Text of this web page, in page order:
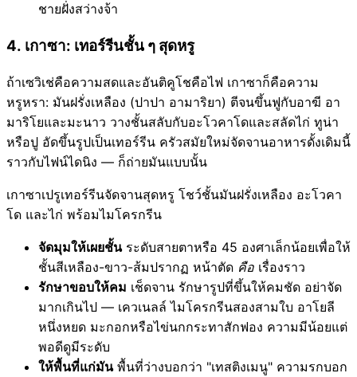
ชายฝั่งสว่างจ้า
4. เกาซา: เทอร์รีนชั้น ๆ สุดหรู
ถ้าเซวิเช่คือความสดและอันติคูโชคือไฟ เกาซาก็คือความ
หรูหรา: มันฝรั่งเหลือง (ปาปา อามาริยา) ตีจนขึ้นฟูกับอาฆี อา
มาริโยและมะนาว วางชั้นสลับกับอะโวคาโดและสลัดไก่ ทูน่า
หรือปู อัดขึ้นรูปเป็นเทอร์รีน ครัวสมัยใหม่จัดจานอาหารดั้งเดิมนี้
ราวกับไฟน์ไดนิง — ก็ถ่ายมันแบบนั้น
เกาซาเปรูเทอร์รีนจัดจานสุดหรู โชว์ชั้นมันฝรั่งเหลือง อะโวคา
โด และไก่ พร้อมไมโครกรีน
จัดมุมให้เผยชั้นระดับสายตาหรือ 45 องศาเล็กน้อยเพื่อให้
ชั้นสีเหลือง-ขาว-ส้มปรากฏ หน้าตัด คือ เรื่องราว
รักษาขอบให้คม เช็ดจาน รักษารูปที่ขึ้นให้คมชัด อย่าจัด
มากเกินไป — เควเนลล์ ไมโครกรีนสองสามใบ อาโยลี
หนึ่งหยด มะกอกหรือไข่นกกระทาสักฟอง ความมีน้อยแต่
พอดีดูมีระดับ
ให้พื้นที่แก่มันพื้นที่ว่างบอกว่า "เทสติงเมนู" ความรกบอก